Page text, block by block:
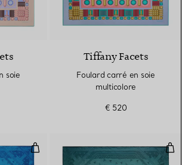
4 Couleurs
soie
Tiffany Facets
Foulard carré en soie
multicolore
€ 520
Foulard carré Dancing T en soie